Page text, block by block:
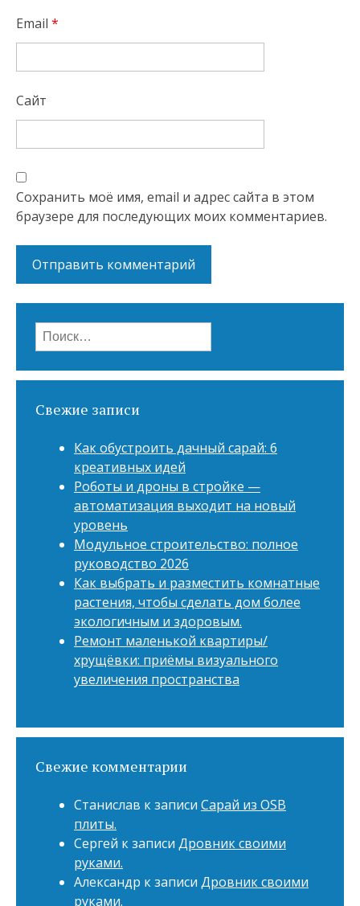
Email *
Сайт
Сохранить моё имя, email и адрес сайта в этом
браузере для последующих моих комментариев.
Найти:
Свежие записи
Как обустроить дачный сарай: 6
креативных идей
Роботы и дроны в стройке —
автоматизация выходит на новый
уровень
Модульное строительство: полное
руководство 2026
Как выбрать и разместить комнатные
растения, чтобы сделать дом более
экологичным и здоровым.
Ремонт маленькой квартиры/
хрущёвки: приёмы визуального
увеличения пространства
Свежие комментарии
Станислав к записи Сарай из OSB
плиты.
Сергей к записи Дровник своими
руками.
Александр к записи Дровник своими
руками.